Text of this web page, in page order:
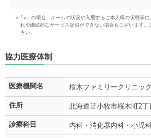
※「○」の場合、ホームの状況や入居するご本人様の状態等に
れや継続的なサービス提供ができない場合もございます。
さい。
協力医療体制
医療機関名 桜木ファミリークリニック
住所 北海道苫小牧市桜木町2丁
診療科目 内科・消化器内科・小児